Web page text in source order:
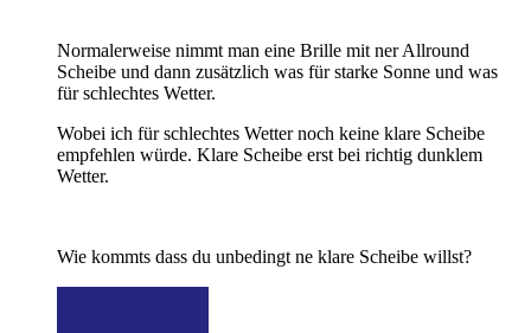
Normalerweise nimmt man eine Brille mit ner Allround
Scheibe und dann zusätzlich was für starke Sonne und was
für schlechtes Wetter.
Wobei ich für schlechtes Wetter noch keine klare Scheibe
empfehlen würde. Klare Scheibe erst bei richtig dunklem
Wetter.
Wie kommts dass du unbedingt ne klare Scheibe willst?